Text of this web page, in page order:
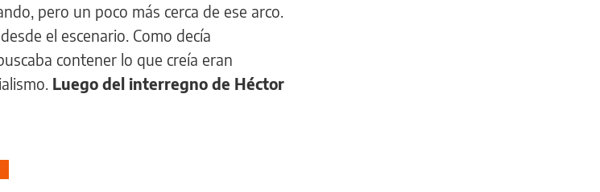
pero un poco más cerca de ese arco.
el escenario. Como decía
contener lo que creía eran
Luego del interregno de Héctor